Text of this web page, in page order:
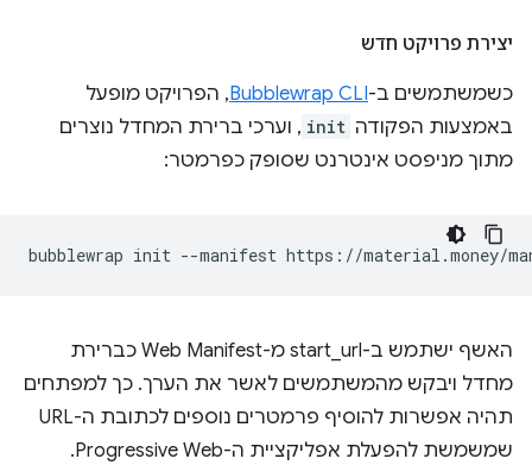
יצירת פרויקט חדש
כשמשתמשים ב-Bubblewrap CLI, הפרויקט מופעל
באמצעות הפקודה init , וערכי ברירת המחדל נוצרים
מתוך מניפסט אינטרנט שסופק כפרמטר:
bubblewrap init --manifest
האשף ישתמש ב-start_url מ-Web Manifest כברירת
מחדל ויבקש מהמשתמשים לאשר את הערך. כך למפתחים
תהיה אפשרות להוסיף פרמטרים נוספים לכתובת ה-URL
שמשמשת להפעלת אפליקציית ה-Progressive Web.